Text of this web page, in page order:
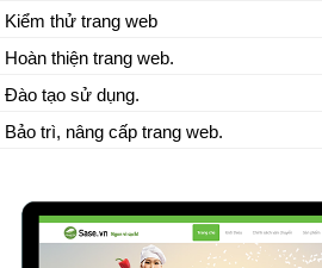
thử trang web
thiện trang web.
tạo sử dụng.
trì, nâng cấp trang web.